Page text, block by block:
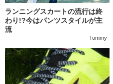
ランニングスカートの流行は終
わり!?今はパンツスタイルが主
流
Tommy